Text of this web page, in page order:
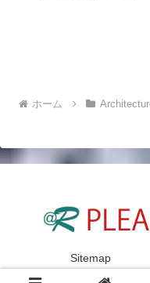
ホーム
Sitemap